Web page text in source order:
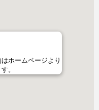
ホームページより
。